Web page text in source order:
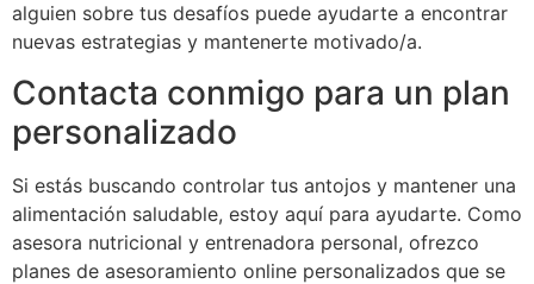
alguien sobre tus desafíos puede ayudarte a encontrar
nuevas estrategias y mantenerte motivado/a.
Contacta conmigo para un plan
personalizado
Si estás buscando controlar tus antojos y mantener una
alimentación saludable, estoy aquí para ayudarte. Como
asesora nutricional y entrenadora personal, ofrezco
planes de asesoramiento online personalizados que se